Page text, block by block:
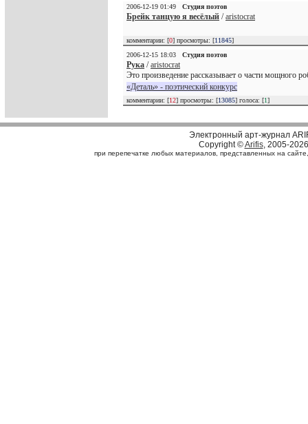
2006-12-19 01:49
Студия поэтов
Брейк танцую я весёлый /aristocrat
комментарии: [0] просмотры: [11845]
2006-12-15 18:03
Студия поэтов
Рука /aristocrat
Это произведение рассказывает о части мощного
«Деталь» - поэтический конкурс
комментарии: [12] просмотры: [13085] голоса: [1]
Электронный арт-журнал
Copyright ©Arifis, 2005-2026
при перепечатке любых материалов, представленных на